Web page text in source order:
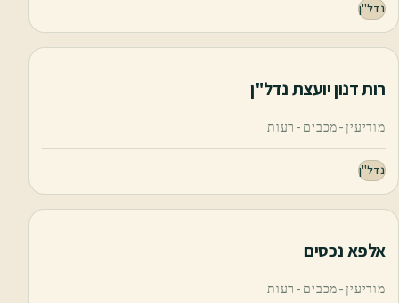
נדל"ן
רות דנון יועצת נדל"ן
מודיעין-מכבים-רעות
נדל"ן
אלפא נכסים
מודיעין-מכבים-רעות